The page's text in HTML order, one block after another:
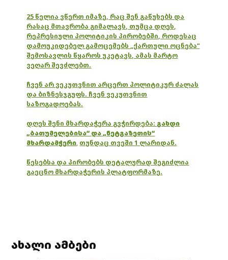
25 წელია ვწერთ იმაზე, რაც შენ გაწუხებს და
რასაც მთავრობა გიმალავს, თუმცა დღეს,
რეპრესიული პოლიტიკის პირობებში, როდესაც
დამოუკიდებელ გამოცემებს „ქართული ოცნება“
შემოსავლის წყაროს უკეტავს, ამას მარტო
ვეღარ შევძლებთ.
ჩვენ არ ვეკუთვნით არცერთ პოლიტიკურ ძალას
და ბიზნესჯგუფს. ჩვენ ვეკუთვნით
საზოგადოებას.
დღეს შენი მხარდაჭერა გვჭირდება: გახდი
„ბათუმელებისა“ და „ნეტგაზეთის“
მხარდამჭერი, თუნდაც თვეში 1 ლარიდან.
წესებსა და პირობებს დეტალურად შეგიძლია
გაეცნო მხარდაჭერის პლატფორმაზე.
ახალი ამბები